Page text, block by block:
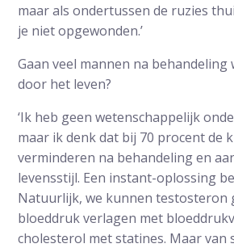
maar als ondertussen de ruzies
je niet opgewonden.’
Gaan veel mannen na behandeling
door het leven?
‘Ik heb geen wetenschappelijk
maar ik denk dat bij 70 procent de
verminderen na behandeling en
levensstijl. Een instant-oplossing
Natuurlijk, we kunnen testosteron
bloeddruk verlagen met
cholesterol met statines. Maar van